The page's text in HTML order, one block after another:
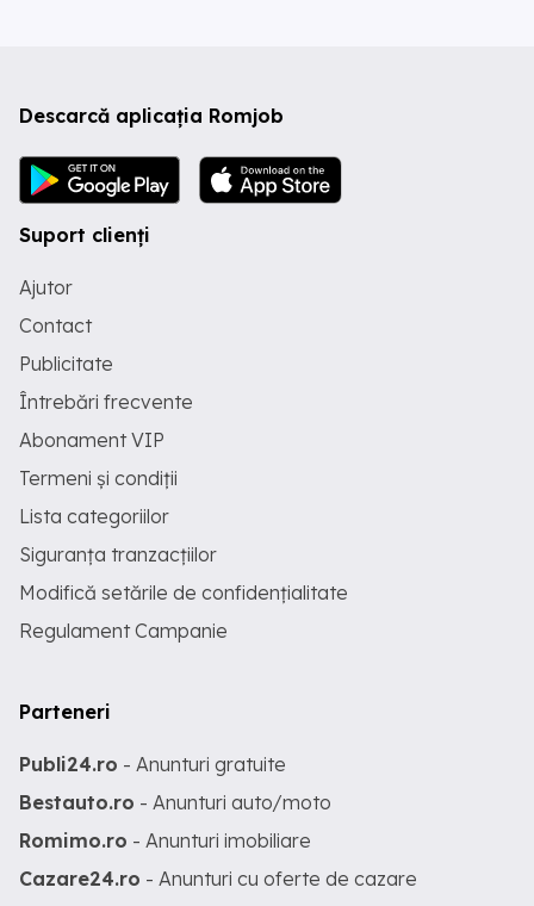
Descarcă aplicația Romjob
Suport clienți
Ajutor
Contact
Publicitate
Întrebări frecvente
Abonament VIP
Termeni și condiții
Lista categoriilor
Siguranța tranzacțiilor
Modifică setările de confidențialitate
Regulament Campanie
Parteneri
Publi24.ro - Anunturi gratuite
Bestauto.ro - Anunturi auto/moto
Romimo.ro - Anunturi imobiliare
Cazare24.ro - Anunturi cu oferte de cazare